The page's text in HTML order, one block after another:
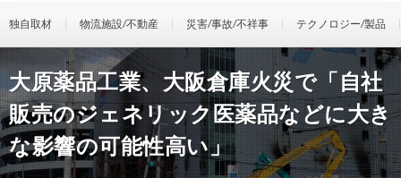
独自取材 物流施設/不動産 災害/事故/不祥事 テクノロジー/製品
大原薬品工業、大阪倉庫火災で「自社
販売のジェネリック医薬品などに大き
な影響の可能性高い」